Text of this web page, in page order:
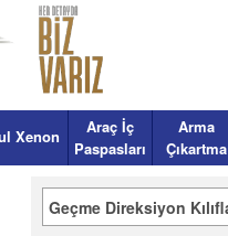
Xenon
Araç İç
Paspasları
Arma
Çıkartma
Geçme Direksiyon